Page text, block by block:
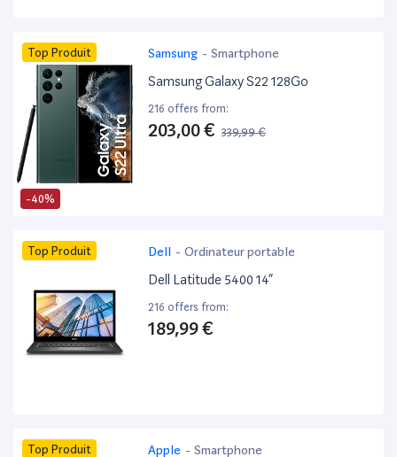
-40%
Top Produit Samsung - Smartphone
Samsung Galaxy S22 128Go
216 offers from:
203,00 € 339,99 €
Top Produit Dell - Ordinateur portable
Dell Latitude 5400 14”
216 offers from:
189,99 €
Top Produit Apple - Smartphone